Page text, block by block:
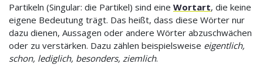
Partikeln (Singular: die Partikel) sind eine Wortart, die keine
eigene Bedeutung trägt. Das heißt, dass diese Wörter nur
dazu dienen, Aussagen oder andere Wörter abzuschwächen
oder zu verstärken. Dazu zählen beispielsweise eigentlich,
schon, lediglich, besonders, ziemlich.